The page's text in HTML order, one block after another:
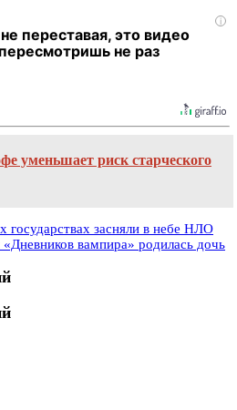
i
переставая, это видео
пересмотришь не раз
уменьшает риск старческого
государствах засняли в небе НЛО
вампира» родилась дочь